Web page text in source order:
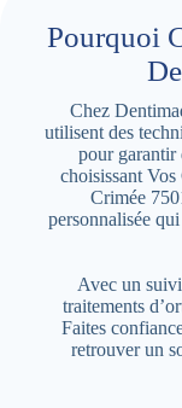
Pourquoi
Chez
utilisent des
pour garantir
choisissant
Crimée
personnalisée
Avec un
traitements
Faites
retrouver un